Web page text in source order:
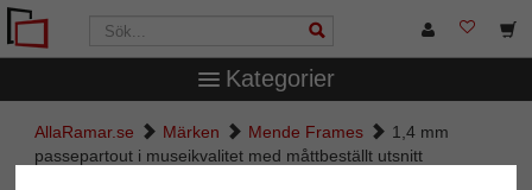
Kategorier
AllaRamar.se Märken Mende Frames
1,4 mm
passepartout i museikvalitet med måttbeställt utsnitt